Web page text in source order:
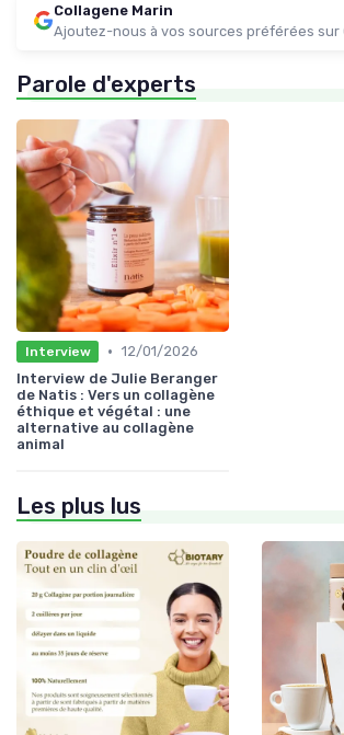
Collagene Marin
Ajoutez-nous à vos sources préférées sur
Parole d'experts
Interview • 12/01/2026
Interview de Julie Beranger
de Natis : Vers un collagène
éthique et végétal : une
alternative au collagène
animal
Les plus lus